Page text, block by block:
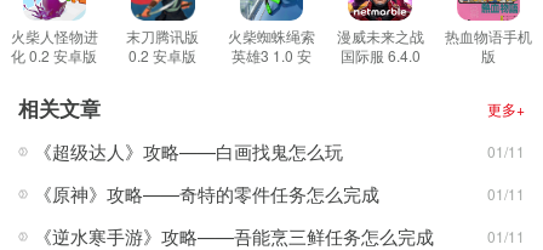
的是不要忘记你的战友，你可以和他们一起参与联合行动，一起面
对最困难的战场，对抗最凶险的敌人。
我们给你提供了最刺激的太空游戏主题的玩法体验，开始在这里去
大的武器和技能，击杀敌人来获得更多的零件材料，让你的维修师
不断的去进行强化你的机甲，获得更加强大的战斗力。
游戏特色
火柴人怪物进
化 0.2 安卓版
末刀腾讯版
0.2 安卓版
火柴蜘蛛绳索
英雄3 1.0 安
漫威未来之战
国际服 6.4.0
热血物语手机
版
相关文章 更多+
《超级达人》攻略——白画找鬼怎么玩 01/11
《原神》攻略——奇特的零件任务怎么完成 01/11
《逆水寒手游》攻略——吾能烹三鲜任务怎么完成 01/11